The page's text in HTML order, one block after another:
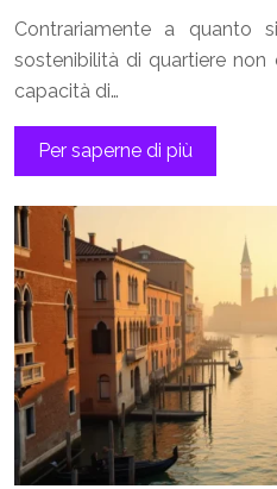
Contrariamente a quanto
sostenibilità di quartiere non
capacità di…
Per saperne di più